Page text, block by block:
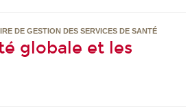
DE GESTION DES SERVICES DE SANTÉ
globale et les